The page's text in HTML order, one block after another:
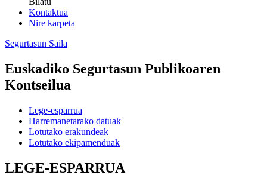
Kontaktua
Nire karpeta
Segurtasun Saila
Euskadiko Segurtasun Publikoaren
Kontseilua
Lege-esparrua
Harremanetarako datuak
Lotutako erakundeak
Lotutako ekipamenduak
LEGE-ESPARRUA